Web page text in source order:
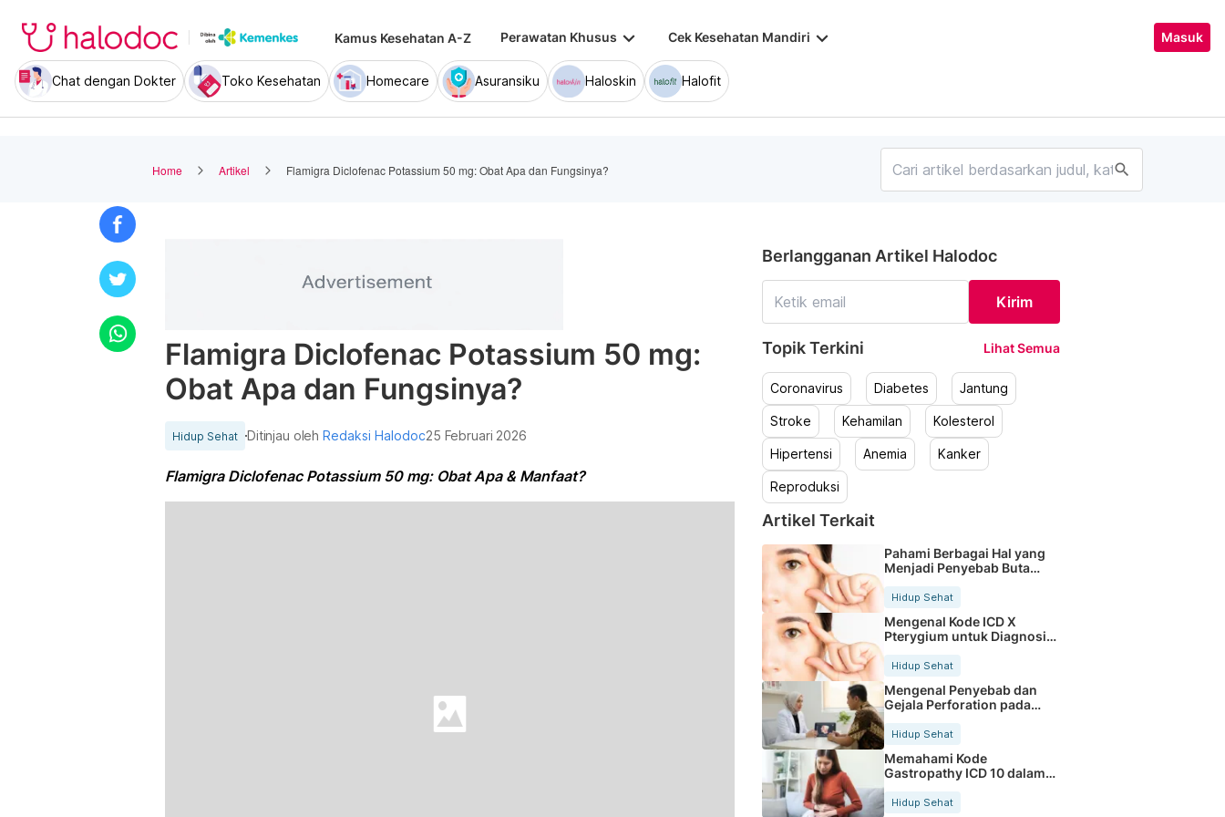
Kamus Kesehatan A-Z Perawatan Khusus keyboard_arrow_down Cek Kesehatan Mandiri keyboard_arrow_down Masuk
Chat dengan Dokter Toko Kesehatan Homecare Asuransiku Haloskin Halofit
Home Artikel Flamigra Diclofenac Potassium 50 mg: Obat Apa dan Fungsinya? search
Flamigra Diclofenac Potassium 50 mg:
Obat Apa dan Fungsinya?
Hidup Sehat Ditinjau olehRedaksi Halodoc25 Februari 2026
Flamigra Diclofenac Potassium 50 mg: Obat Apa & Manfaat?
Berlangganan Artikel Halodoc
Kirim
Topik Terkini Lihat Semua
Coronavirus Diabetes Jantung
Stroke Kehamilan Kolesterol
Hipertensi Anemia Kanker
Reproduksi
Artikel Terkait
Pahami Berbagai Hal yang
Menjadi Penyebab Buta
Hidup Sehat
Mengenal Kode ICD X
Pterygium untuk Diagnosis
Hidup Sehat
Mengenal Penyebab dan
Gejala Perforation pada
Tubuh
Hidup Sehat
Memahami Kode
Gastropathy ICD 10 dalam
Rekam Medis Pasien
Hidup Sehat